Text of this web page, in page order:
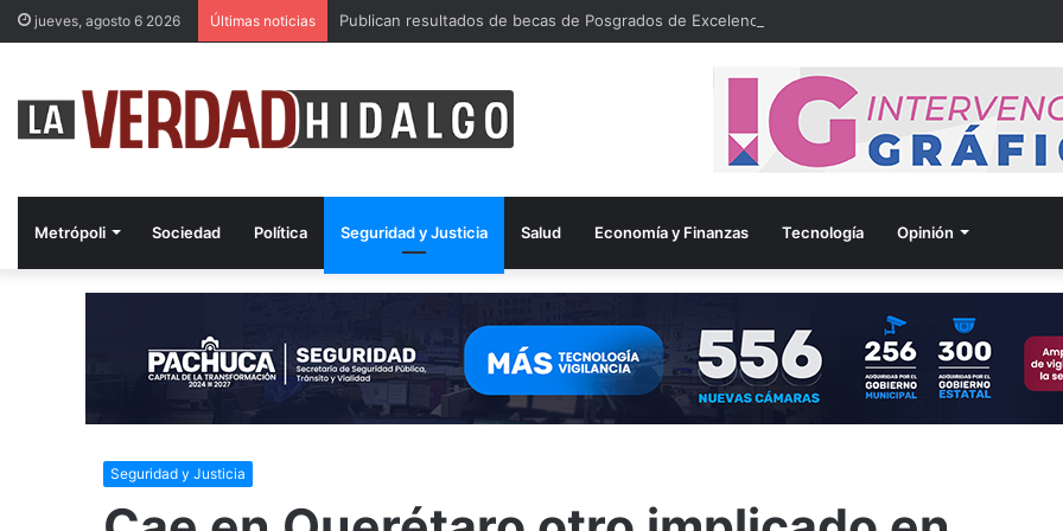
jueves, agosto 6 2026 Últimas noticias Publican resultados de becas de Posgrados de Excelencia para Maestría en el Extranjero
Metrópoli Sociedad Política Seguridad y Justicia Salud Economía y Finanzas Tecnología Opinión
Seguridad y Justicia